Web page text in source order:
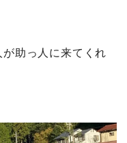
助っ人に来てくれ